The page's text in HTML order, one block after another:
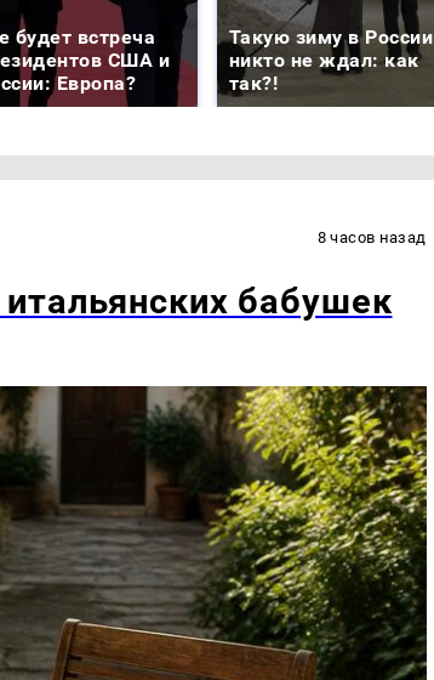
будет встреча
США и
Европа?
Такую зиму в России
никто не ждал: как
так?!
8 часов назад
бабушек